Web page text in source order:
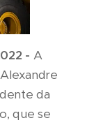
- A
da
que se